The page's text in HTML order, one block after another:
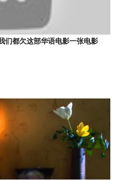
们都欠这部华语电影一张电影